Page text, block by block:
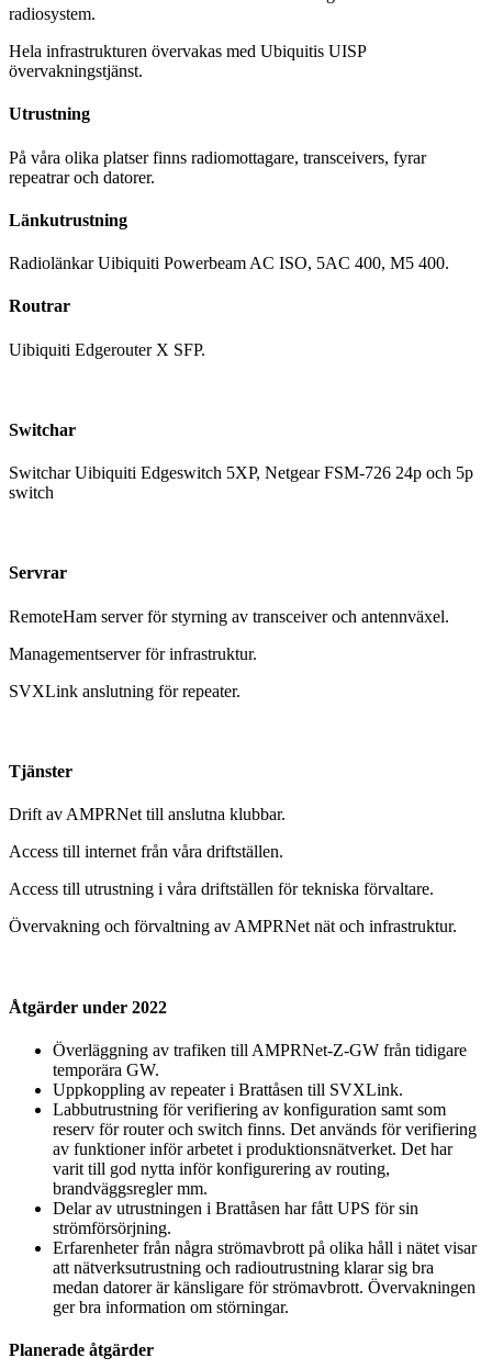
radiosystem.
Hela infrastrukturen övervakas med Ubiquitis UISP
övervakningstjänst.
Utrustning
På våra olika platser finns radiomottagare, transceivers, fyrar
repeatrar och datorer.
Länkutrustning
Radiolänkar Uibiquiti Powerbeam AC ISO, 5AC 400, M5 400.
Routrar
Uibiquiti Edgerouter X SFP.
Switchar
Switchar Uibiquiti Edgeswitch 5XP, Netgear FSM-726 24p och 5p
switch
Servrar
RemoteHam server för styrning av transceiver och antennväxel.
Managementserver för infrastruktur.
SVXLink anslutning för repeater.
Tjänster
Drift av AMPRNet till anslutna klubbar.
Access till internet från våra driftställen.
Access till utrustning i våra driftställen för tekniska förvaltare.
Övervakning och förvaltning av AMPRNet nät och infrastruktur.
Åtgärder under 2022
Överläggning av trafiken till AMPRNet-Z-GW från tidigare
temporära GW.
Uppkoppling av repeater i Brattåsen till SVXLink.
Labbutrustning för verifiering av konfiguration samt som
reserv för router och switch finns. Det används för verifiering
av funktioner inför arbetet i produktionsnätverket. Det har
varit till god nytta inför konfigurering av routing,
brandväggsregler mm.
Delar av utrustningen i Brattåsen har fått UPS för sin
strömförsörjning.
Erfarenheter från några strömavbrott på olika håll i nätet visar
att nätverksutrustning och radioutrustning klarar sig bra
medan datorer är känsligare för strömavbrott. Övervakningen
ger bra information om störningar.
Planerade åtgärder